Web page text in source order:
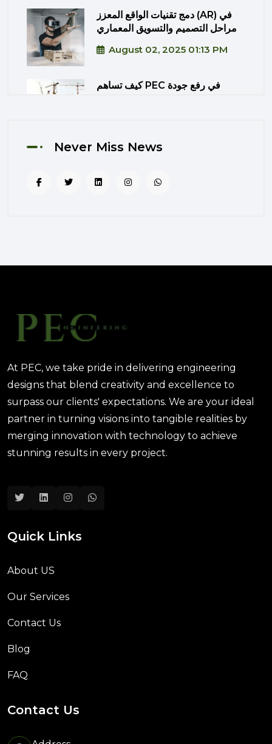
دمج تقنيات الواقع المعزز (AR) في
مراحل التصميم والتسويق المعماري
August 02, 2025 01:13 PM
كيف تساهم PEC في رفع جودة
أكثر إنسانية
والتكاليف؟
Never Miss News
At PEC, we take pride in delivering engineering
designs that blend creativity and excellence to
surpass our clients' expectations. We are your ideal
partner in turning visions into tangible realities by
merging innovation with technology to achieve
stunning results in every project.
Quick Links
About US
Our Services
Contact Us
Blog
FAQ
Contact Us